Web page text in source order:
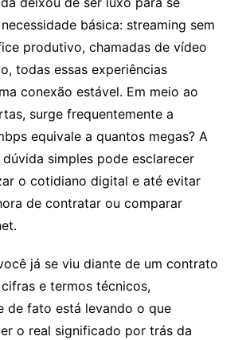
básica: streaming sem
produtivo, chamadas de vídeo
todas essas experiências
conexão estável. Em meio ao
surge frequentemente a
equivale a quantos megas? A
simples pode esclarecer
o cotidiano digital e até evitar
de contratar ou comparar
já se viu diante de um contrato
e termos técnicos,
de fato está levando o que
o real significado por trás da